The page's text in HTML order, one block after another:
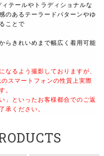
テールやトラディショナルな
のあるテーラードパターンやゆ
ことで
らきれいめまで幅広く着用可能
るよう撮影しておりますが、
スマートフォンの性質上実際
。
」といったお客様都合でのご返
承ください。